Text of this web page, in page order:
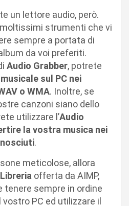
un lettore audio, però.
strumenti che vi
sempre a portata di
da voi preferiti.
Audio Grabber, potrete
sul PC nei
o WMA. Inoltre, se
canzoni siano dello
utilizzare l’Audio
la vostra musica nei
.
meticolose, allora
Libreria offerta da AIMP,
tenere sempre in ordine
PC ed utilizzare il